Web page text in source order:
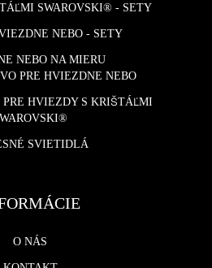
SWAROVSKI® - SETY
NEBO - SETY
NEBO NA MIERU
PRE HVIEZDNE NEBO
PRE HVIEZDY S KRIŠTÁĽMI
SVIETIDLÁ
O NÁS